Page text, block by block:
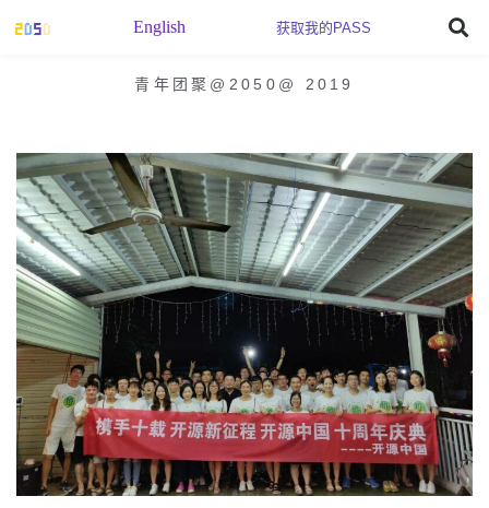
English 获取我的PASS
青年团聚@2050 @ 2019